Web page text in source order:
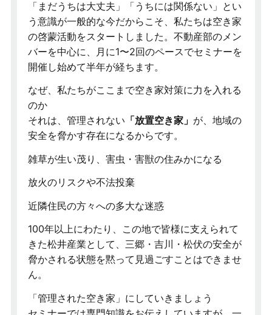
「まだうちは大丈夫」「うちには関係ない」とい
う意識が一般的な今だからこそ、私たちは空き家
の啓蒙活動をスタートしました。不動産部のメン
バーを中心に、月に1〜2回のペースでセミナーを
開催し始めて半年が経ちます。
なぜ、私たちがここまで空き家対策に力を入れる
のか
それは、管理されない 「放置空き家」 が、地域の
安全を脅かす存在になるからです。
雑草が生い茂り、害虫・害獣の住みかになる
放火のリスクや不法投棄
近隣住民の方々への多大な迷惑
100年以上にわたり、この地で皆様に支えられて
きた松井産業として、三郷・吉川・松伏の安全が
脅かされる状態を黙って見過ごすことはできませ
ん。
「管理された空き家」にしていきましょう